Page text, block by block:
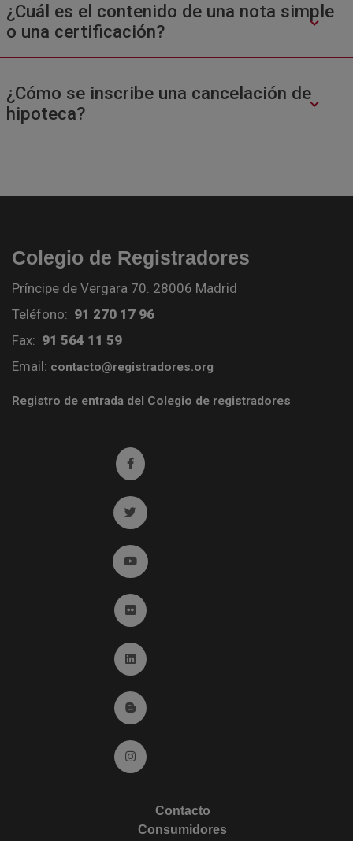
¿Cuál es el contenido de una nota simple
o una certificación?
¿Cómo se inscribe una cancelación de
hipoteca?
Colegio de Registradores
Príncipe de Vergara 70. 28006 Madrid
Teléfono: 91 270 17 96
Fax: 91 564 11 59
Email: contacto@registradores.org
Registro de entrada del Colegio de registradores
Ir a facebook (abre en ventana nueva)
Ir a twitter (abre en ventana nueva)
Ir a YouTube (abre en ventana nueva)
Ir a Flickr (abre en ventana nueva)
Ir a Linkedin (abre en ventana nueva)
Ir al Blog (abre en ventana nueva)
Ir a Instagram (abre en ventana nueva)
Contacto
Consumidores